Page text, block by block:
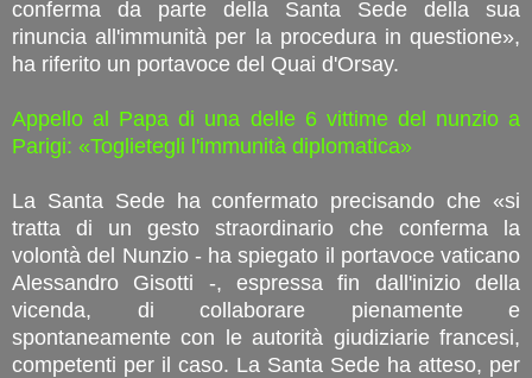
conferma da parte della Santa Sede della sua
rinuncia all'immunità per la procedura in questione»,
ha riferito un portavoce del Quai d'Orsay.
Appello al Papa di una delle 6 vittime del nunzio a
Parigi: «Toglietegli l'immunità diplomatica»
La Santa Sede ha confermato precisando che «si
tratta di un gesto straordinario che conferma la
volontà del Nunzio - ha spiegato il portavoce vaticano
Alessandro Gisotti -, espressa fin dall'inizio della
vicenda, di collaborare pienamente e
spontaneamente con le autorità giudiziarie francesi,
competenti per il caso. La Santa Sede ha atteso, per